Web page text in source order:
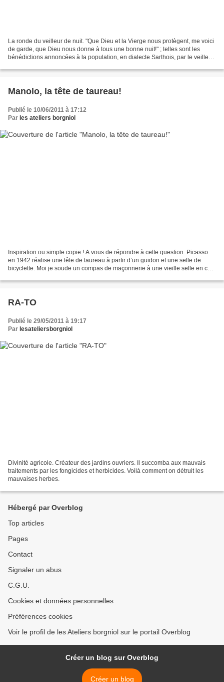
La ronde du veilleur de nuit. "Que Dieu et la Vierge nous protègent, me voici
de garde, que Dieu nous donne à tous une bonne nuit!" ; telles sont les
bénédictions annoncées à la population, en dialecte Sarthois, par le veilleur
Manolo, la tête de taureau!
Publié le 10/06/2011 à 17:12
Par les ateliers borgniol
Inspiration ou simple copie ! A vous de répondre à cette question. Picasso
en 1942 réalise une tête de taureau à partir d’un guidon et une selle de
bicyclette. Moi je soude un compas de maçonnerie à une vieille selle en cuir
RA-TO
Publié le 29/05/2011 à 19:17
Par lesateliersborgniol
Divinité agricole. Créateur des jardins ouvriers. Il succomba aux mauvais
traitements par les fongicides et herbicides. Voilà comment on détruit les
mauvaises herbes.
Hébergé par Overblog
Top articles
Pages
Contact
Signaler un abus
C.G.U.
Cookies et données personnelles
Préférences cookies
Voir le profil de les Ateliers borgniol sur le portail Overblog
Créer un blog sur Overblog
Créer un blog